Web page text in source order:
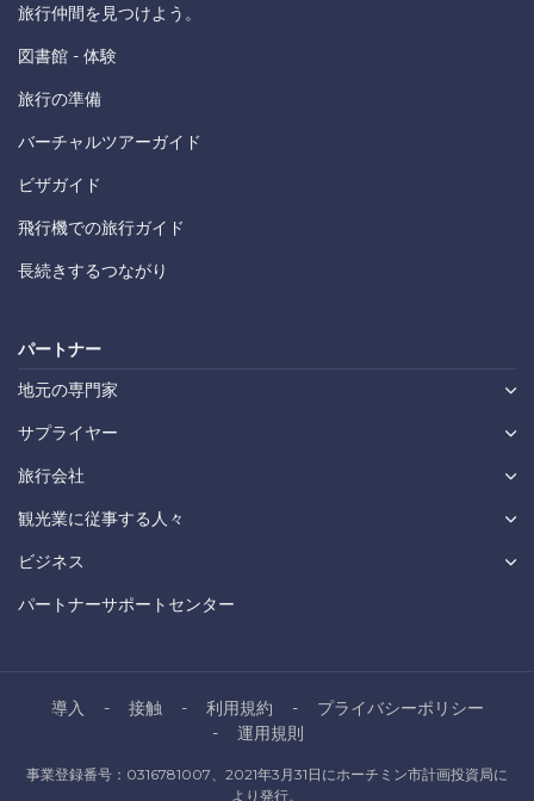
旅行仲間を見つけよう。
図書館 - 体験
旅行の準備
バーチャルツアーガイド
ビザガイド
飛行機での旅行ガイド
長続きするつながり
パートナー
地元の専門家
サプライヤー
旅行会社
観光業に従事する人々
ビジネス
パートナーサポートセンター
導入 接触 利用規約
プライバシーポリシー
運用規則
事業登録番号：0316781007、2021年3月31日にホーチミン市計画投資局に
より発行。